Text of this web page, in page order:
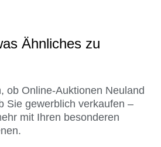
Ähnliches zu
ob Online-Auktionen Neuland
Sie gewerblich verkaufen –
mit Ihren besonderen